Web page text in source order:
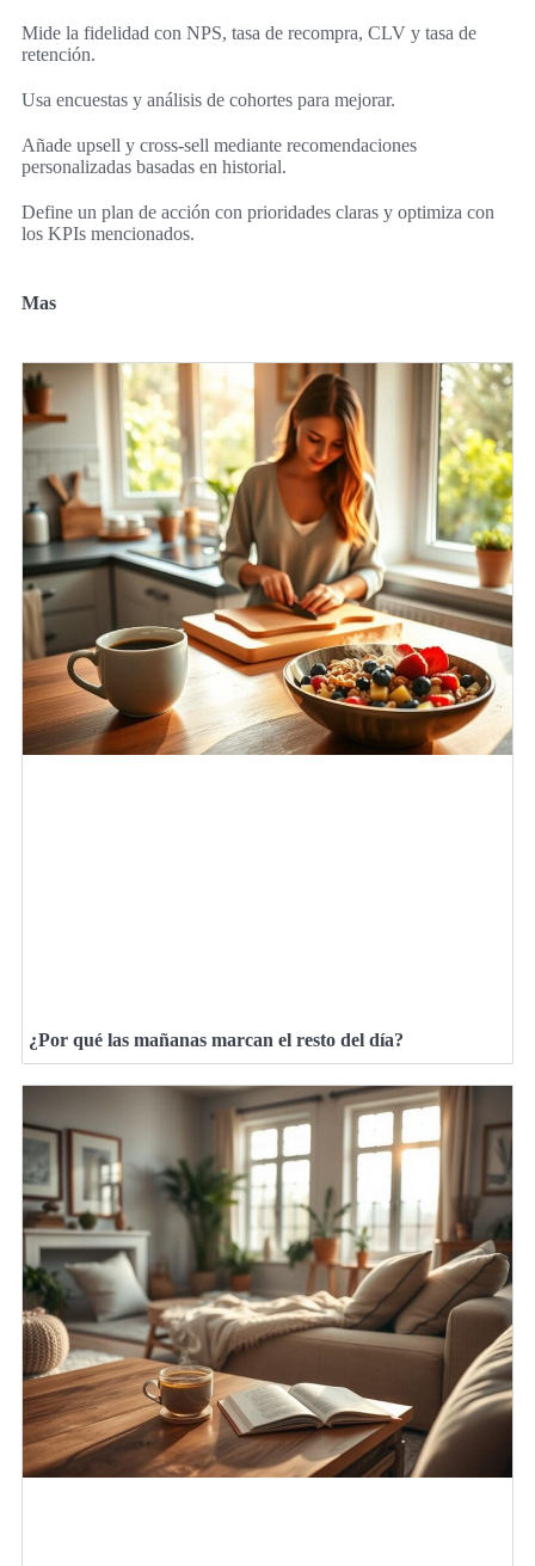
Mide la fidelidad con NPS, tasa de recompra, CLV y tasa de
retención.
Usa encuestas y análisis de cohortes para mejorar.
Añade upsell y cross-sell mediante recomendaciones
personalizadas basadas en historial.
Define un plan de acción con prioridades claras y optimiza con
los KPIs mencionados.
Mas
¿Por qué las mañanas marcan el resto del día?